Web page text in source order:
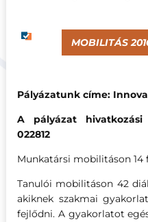
MOBILITÁS
Pályázatunk címe:
A pályázat hivatkozási
022812
Munkatársi mobilitáson 14
Tanulói mobilitáson 42
akiknek szakmai
fejlődni. A gyakorlatot